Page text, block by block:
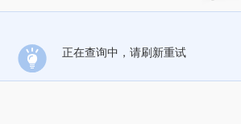
正在查询中，请刷新重试